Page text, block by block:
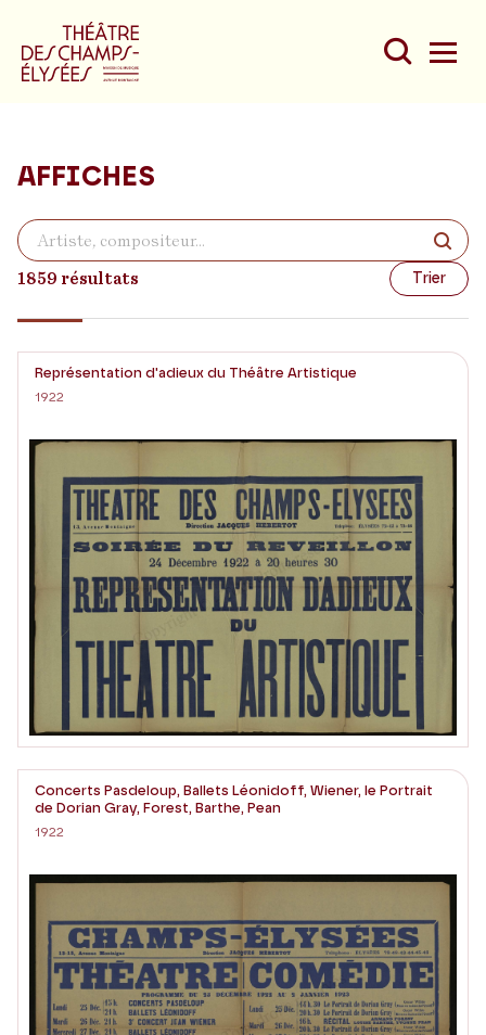
Du
Au
AFFICHES
1859 résultats Trier
Représentation d'adieux du Théâtre Artistique
1922
Concerts Pasdeloup, Ballets Léonidoff, Wiener, le Portrait
de Dorian Gray, Forest, Barthe, Pean
1922